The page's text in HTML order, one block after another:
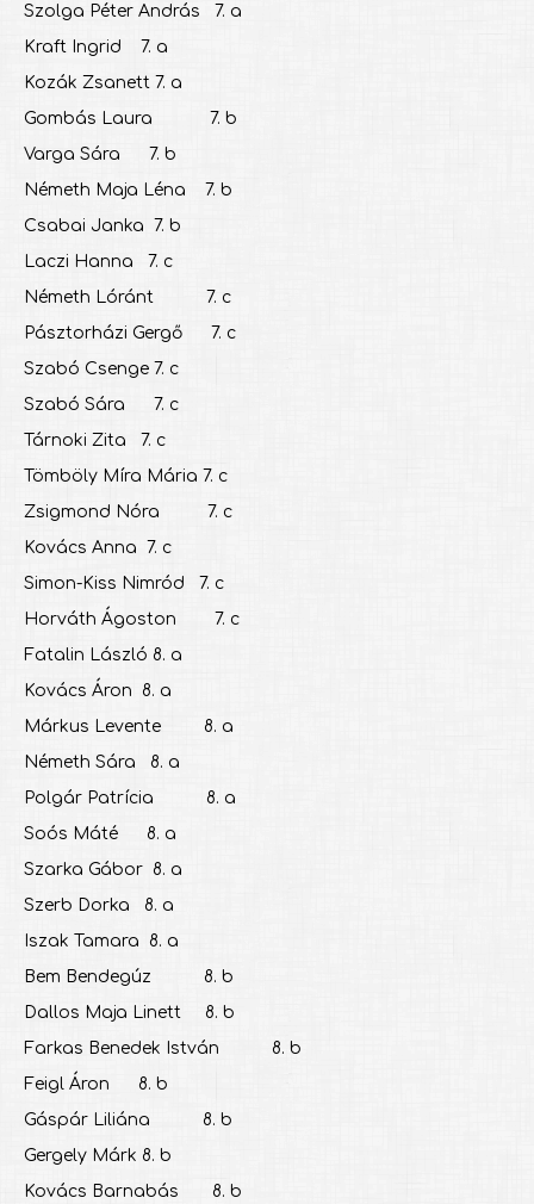
Szolga Péter András 7. a
Kraft Ingrid 7. a
Kozák Zsanett 7. a
Gombás Laura 7. b
Varga Sára 7. b
Németh Maja Léna 7. b
Csabai Janka 7. b
Laczi Hanna 7. c
Németh Lóránt 7. c
Pásztorházi Gergő 7. c
Szabó Csenge 7. c
Szabó Sára 7. c
Tárnoki Zita 7. c
Tömböly Míra Mária 7. c
Zsigmond Nóra 7. c
Kovács Anna 7. c
Simon-Kiss Nimród 7. c
Horváth Ágoston 7. c
Fatalin László 8. a
Kovács Áron 8. a
Márkus Levente 8. a
Németh Sára 8. a
Polgár Patrícia 8. a
Soós Máté 8. a
Szarka Gábor 8. a
Szerb Dorka 8. a
Iszak Tamara 8. a
Bem Bendegúz 8. b
Dallos Maja Linett 8. b
Farkas Benedek István 8. b
Feigl Áron 8. b
Gáspár Liliána 8. b
Gergely Márk 8. b
Kovács Barnabás 8. b